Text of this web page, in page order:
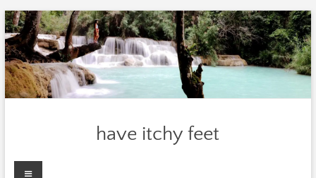
Zum
Inhalt
springen
have itchy feet
Menü